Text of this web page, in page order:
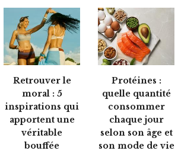
Retrouver le
moral : 5
inspirations qui
apportent une
véritable
bouffée
Protéines :
quelle quantité
consommer
chaque jour
selon son âge et
son mode de vie